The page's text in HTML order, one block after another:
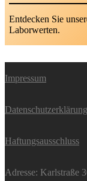
Entdecken Sie
Laborwerten.
Impressum
Datenschutzerklärung
Haftungsausschluss
Adresse: Karlstraße